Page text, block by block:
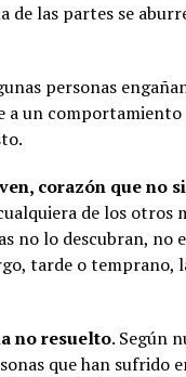
de las partes se
personas
a un comportamiento
corazón que no
de los otros
no lo descubran, no
tarde o temprano,
no resuelto. Según
que han sufrido